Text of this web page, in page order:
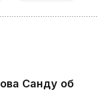
Санду об